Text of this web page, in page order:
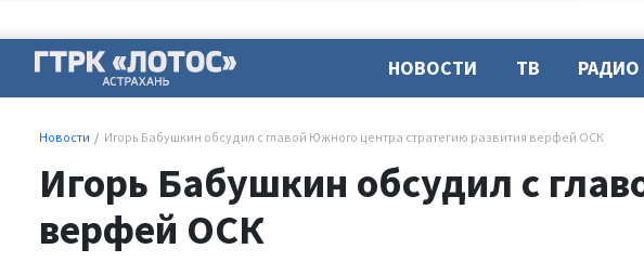
НОВОСТИ ТВ РАДИО
Новости Игорь Бабушкин обсудил с главой Южного центра стратегию развития верфей ОСК
Игорь Бабушкин обсудил с
верфей ОСК